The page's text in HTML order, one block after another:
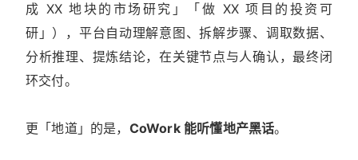
成 XX 地块的市场研究」「做 XX 项目的投资可
研」），平台自动理解意图、拆解步骤、调取数据、
分析推理、提炼结论，在关键节点与人确认，最终闭
环交付。
更「地道」的是， CoWork 能听懂地产黑话。